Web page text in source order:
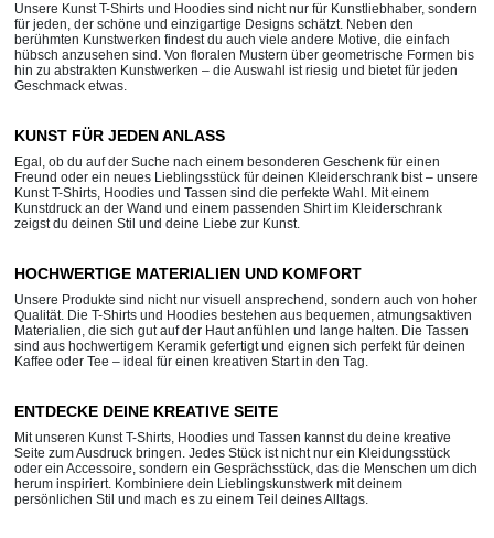
Unsere Kunst T-Shirts und Hoodies sind nicht nur für Kunstliebhaber, sondern
für jeden, der schöne und einzigartige Designs schätzt. Neben den
berühmten Kunstwerken findest du auch viele andere Motive, die einfach
hübsch anzusehen sind. Von floralen Mustern über geometrische Formen bis
hin zu abstrakten Kunstwerken – die Auswahl ist riesig und bietet für jeden
Geschmack etwas.
KUNST FÜR JEDEN ANLASS
Egal, ob du auf der Suche nach einem besonderen Geschenk für einen
Freund oder ein neues Lieblingsstück für deinen Kleiderschrank bist – unsere
Kunst T-Shirts, Hoodies und Tassen sind die perfekte Wahl. Mit einem
Kunstdruck an der Wand und einem passenden Shirt im Kleiderschrank
zeigst du deinen Stil und deine Liebe zur Kunst.
HOCHWERTIGE MATERIALIEN UND KOMFORT
Unsere Produkte sind nicht nur visuell ansprechend, sondern auch von hoher
Qualität. Die T-Shirts und Hoodies bestehen aus bequemen, atmungsaktiven
Materialien, die sich gut auf der Haut anfühlen und lange halten. Die Tassen
sind aus hochwertigem Keramik gefertigt und eignen sich perfekt für deinen
Kaffee oder Tee – ideal für einen kreativen Start in den Tag.
ENTDECKE DEINE KREATIVE SEITE
Mit unseren Kunst T-Shirts, Hoodies und Tassen kannst du deine kreative
Seite zum Ausdruck bringen. Jedes Stück ist nicht nur ein Kleidungsstück
oder ein Accessoire, sondern ein Gesprächsstück, das die Menschen um dich
herum inspiriert. Kombiniere dein Lieblingskunstwerk mit deinem
persönlichen Stil und mach es zu einem Teil deines Alltags.